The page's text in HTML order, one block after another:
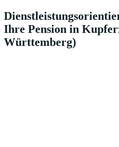
Ihre Pension in
Württemberg)